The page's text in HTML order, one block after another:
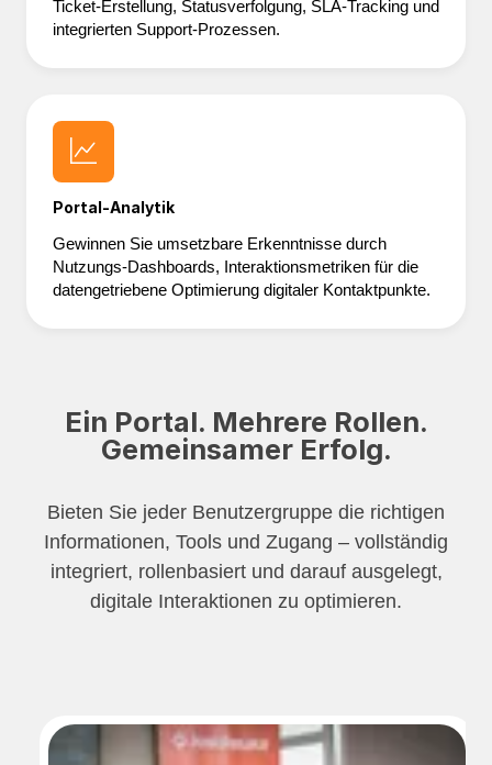
Ticket-Erstellung, Statusverfolgung, SLA-Tracking und
integrierten Support-Prozessen.
Portal-Analytik
Gewinnen Sie umsetzbare Erkenntnisse durch
Nutzungs-Dashboards, Interaktionsmetriken für die
datengetriebene Optimierung digitaler Kontaktpunkte.
Ein Portal. Mehrere Rollen.
Gemeinsamer Erfolg.
Bieten Sie jeder Benutzergruppe die richtigen
Informationen, Tools und Zugang – vollständig
integriert, rollenbasiert und darauf ausgelegt,
digitale Interaktionen zu optimieren.